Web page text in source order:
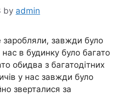
by admin
заробляли, завжди було
в будинку було багато
обидва з багатодітних
у нас завжди було
зверталися за